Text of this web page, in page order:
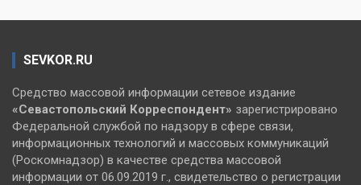
SEVKOR.RU
Средство массовой информации сетевое издание
«Севастопольский Корреспондент» зарегистрировано
Федеральной службой по надзору в сфере связи,
информационных технологий и массовых коммуникаций
(Роскомнадзор) в качестве средства массовой
информации от 06.09.2019 г., свидетельство о регистрации